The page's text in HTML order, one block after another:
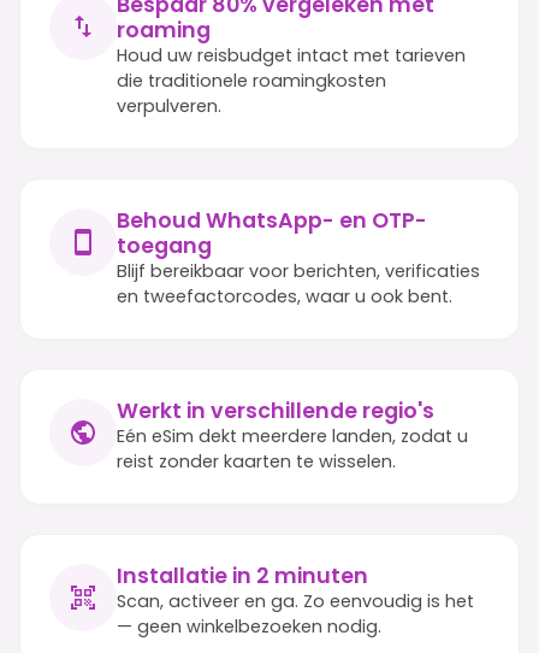
roaming
Houd uw reisbudget intact met tarieven
die traditionele roamingkosten
verpulveren.
Behoud WhatsApp- en OTP-
toegang
Blijf bereikbaar voor berichten, verificaties
en tweefactorcodes, waar u ook bent.
Werkt in verschillende regio's
Eén eSim dekt meerdere landen, zodat u
reist zonder kaarten te wisselen.
Installatie in 2 minuten
Scan, activeer en ga. Zo eenvoudig is het
— geen winkelbezoeken nodig.